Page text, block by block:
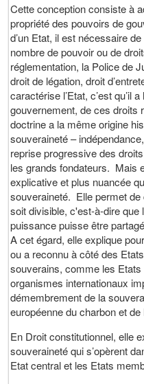
Cette conception consiste à
propriété des pouvoirs de
d’un Etat, il est nécessaire
nombre de pouvoir ou de
réglementation, la Police de
droit de légation, droit
caractérise l’Etat, c’est qu’il
gouvernement, de ces
doctrine a la même origine
souveraineté –
reprise progressive des
les grands fondateurs. Mais
explicative et plus nuancée
souveraineté. Elle permet
soit divisible, c'est-à-dire
puissance puisse être
A cet égard, elle explique
ou a reconnu à côté des
souverains, comme les
organismes internationaux
démembrement de la
européenne du charbon et de
En Droit constitutionnel, elle
souveraineté qui s’opèrent
Etat central et les Etats